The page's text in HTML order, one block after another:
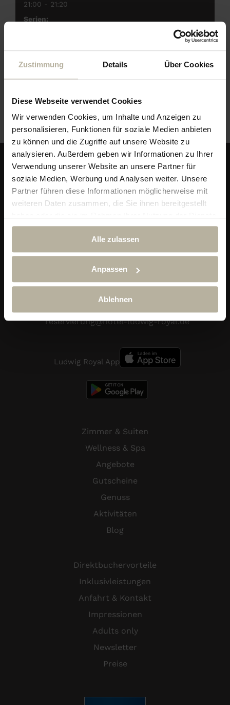
Zustimmung Details Über Cookies
Diese Webseite verwendet Cookies
Wir verwenden Cookies, um Inhalte und Anzeigen zu
personalisieren, Funktionen für soziale Medien anbieten
zu können und die Zugriffe auf unsere Website zu
analysieren. Außerdem geben wir Informationen zu Ihrer
Verwendung unserer Website an unsere Partner für
soziale Medien, Werbung und Analysen weiter. Unsere
Partner führen diese Informationen möglicherweise mit
weiteren Daten zusammen, die Sie ihnen bereitgestellt
gesammelt haben.
Alle zulassen
Anpassen
Ablehnen
21:00 - 21:20
Serien:
Veranstaltungsort
Galerie im Hotel
Alpin & Wellness Resort Ludwig Royal
reservierung@hotel-ludwig-royal.de
Ludwig Royal App
Zimmer & Suiten
Wellness & Spa
Angebote
Gutscheine
Genuss
Aktivitäten
Blog
Direktbuchervorteile
Inklusivleistungen
Anfahrt & Kontakt
Impressionen
Adults only
Newsletter
Preise